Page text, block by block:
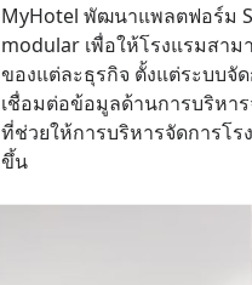
MyHotel พัฒนาแพลตฟอร์ม
modular เพื่อให้โรงแรมสาม
ของแต่ละธุรกิจ ตั้งแต่ระบบจั
เชื่อมต่อข้อมูลด้านการบริหา
ที่ช่วยให้การบริหารจัดการโ
ขึ้น